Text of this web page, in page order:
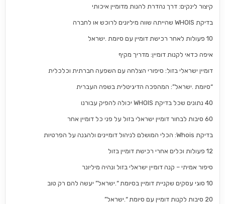
קיצור לינקים: דרך נהדרת להנות מדומיין איכותי
בדיקת WHOIS שהייתה שווה מיליונים לרוכש או לחברה
10 פעולות לאחר רכישת דומיין עם סיומת .ישראל
איפה כדאי לקנות דומיין: מדריך מקיף
דומיין ישראלי בזול: סיפורי הצלחה עם השפעה חברתית וכלכלית
“סיומת .ישראל”: המהפכה הדיגיטלית בשפה העברית
40 נתונים שכל בדיקת WHOIS יכולה להפיק עבורנו
60 סיבות לבחור דומיין ישראלי בזול על פני כל דומיין אחר
בדיקת Whois: הכלי המושלם לניהול דומיינים ולהגנה על הפרטיות
12 פעולות וכלים אחרי רכישת דומיין בזול
סיפור אמיתי – קנה דומיין ישראלי בזול ונהיה מיליונר
10 סוגי עסקים שקניית דומיין בסיומת “.ישראל” יעשה להם רק טוב
20 סיבות לקנות דומיין עם סיומת “.ישראל”